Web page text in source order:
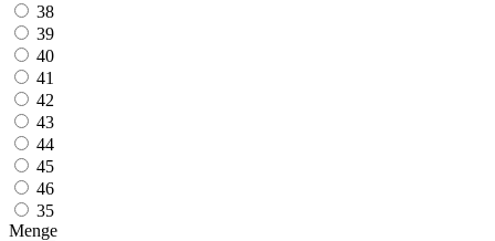
38
39
40
41
42
43
44
45
46
35
Menge